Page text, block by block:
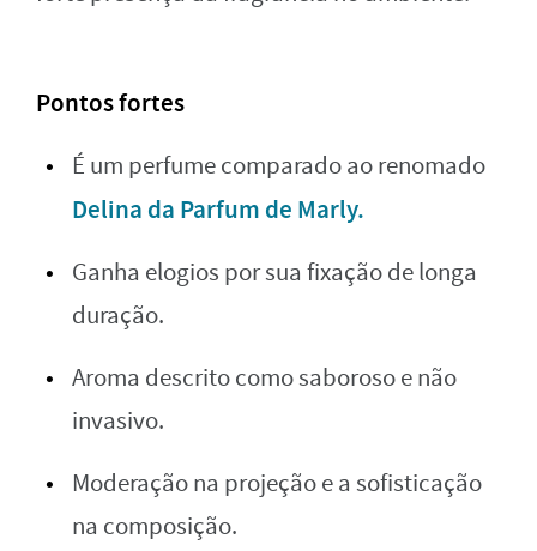
Pontos fortes
É um perfume comparado ao renomado
Delina da Parfum de Marly.
Ganha elogios por sua fixação de longa
duração.
Aroma descrito como saboroso e não
invasivo.
Moderação na projeção e a sofisticação
na composição.